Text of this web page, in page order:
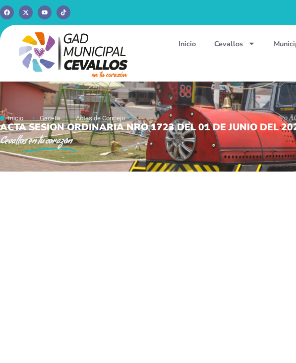
Inicio Cevallos
Inicio Gaceta Actas de Concejo
ACTA SESION ORDINARIA NRO 1723 DEL 01 DE JUNIO DEL
Cevallosen tu corazón